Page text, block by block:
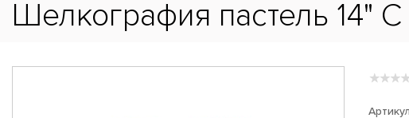
Шелкография пастель 14"